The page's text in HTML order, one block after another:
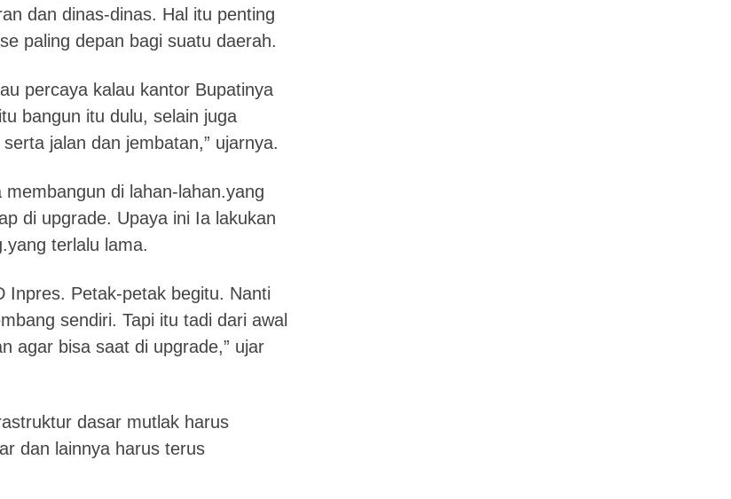
dan dinas-dinas. Hal itu penting
paling depan bagi suatu daerah.
percaya kalau kantor Bupatinya
bangun itu dulu, selain juga
jalan dan jembatan,” ujarnya.
di lahan-lahan.yang
di upgrade. Upaya ini Ia lakukan
terlalu lama.
Inpres. Petak-petak begitu. Nanti
sendiri. Tapi itu tadi dari awal
agar bisa saat di upgrade,” ujar
dasar mutlak harus
dan lainnya harus terus